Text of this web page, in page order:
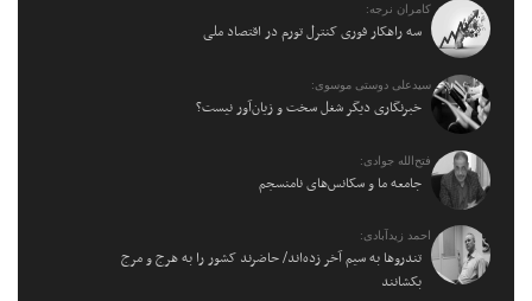
کامران نرجه:
سه راهکار فوری کنترل تورم در اقتصاد ملی
سیدعلی دوستی موسوی:
خبرنگاری دیگر شغل سخت و زیان‌آور نیست؟
فتح‌الله جوادی:
جامعه ما و سکانس‌های نامنسجم
احمد زیدآبادی:
تندروها به سیم آخر زده‌اند/ حاضرند کشور را به هرج و مرج
بکشانند